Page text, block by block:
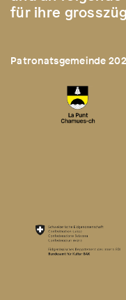
für ihre
Patronatsgemeinde